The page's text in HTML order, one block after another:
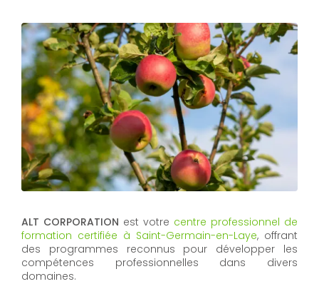
ALT CORPORATION est votre centre professionnel de
formation certifiée à Saint-Germain-en-Laye, offrant
des programmes reconnus pour développer les
compétences professionnelles dans divers
domaines.